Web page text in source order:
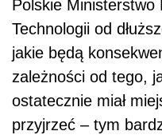
Polskie
Technologii od
jakie będą
zależności od tego,
ostatecznie miał
przyjrzeć – tym